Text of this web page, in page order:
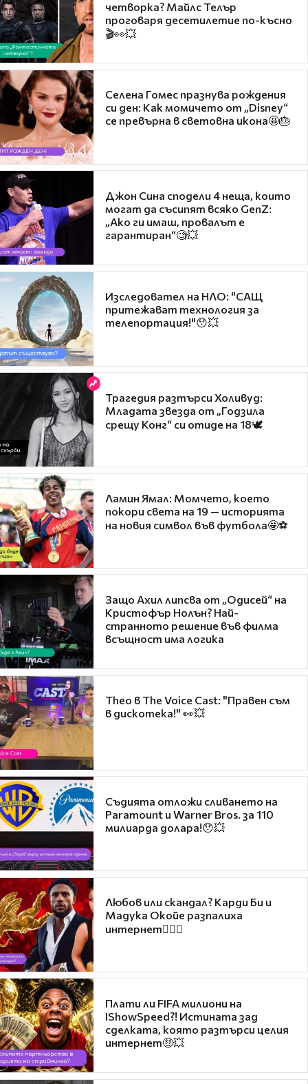
четворка? Майлс Телър
проговаря десетилетие по-късно
🎬👀💥
Селена Гомес празнува рождения
си ден: Как момичето от „Disney“
се превърна в световна икона🤩🎂
Джон Сина сподели 4 неща, които
могат да съсипят всяко GenZ:
„Ако ги имаш, провалът е
гарантиран“🧐💥
Изследовател на НЛО: "САЩ
притежават технология за
телепортация!"😯💥
Трагедия разтърси Холивуд:
Младата звезда от „Годзила
срещу Конг“ си отиде на 18🕊️
Ламин Ямал: Момчето, което
покори света на 19 — историята
на новия символ във футбола🤩⚽
Защо Ахил липсва от „Одисей“ на
Кристофър Нолън? Най-
странното решение във филма
всъщност има логика
Theo в The Voice Cast: "Правен съм
в дискотека!" 👀💥
Съдията отложи сливането на
Paramount и Warner Bros. за 110
милиарда долара!😯💥
Любов или скандал? Карди Би и
Мадука Окойе разпалиха
интернет❤️‍🔥🔥
Плати ли FIFA милиони на
IShowSpeed?! Истината зад
сделката, която разтърси целия
интернет🤑💥